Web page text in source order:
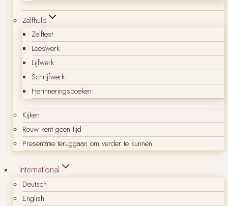
Zelfhulp
Zelftest
Leeswerk
Lijfwerk
Schrijfwerk
Herinneringsboeken
Kijken
Rouw kent geen tijd
Presentatie teruggaan om verder te kunnen
International
Deutsch
English